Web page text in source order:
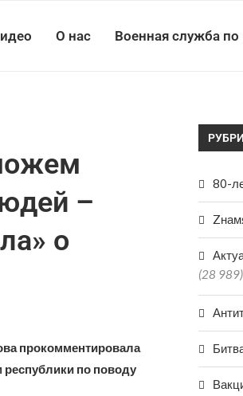
О нас Военная служба по
–
о
прокомментировала
по поводу
80-
(28 989)